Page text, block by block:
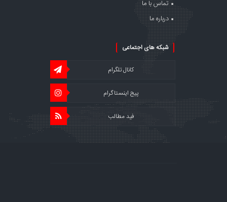
تماس با ما
درباره ما
شبکه های اجتماعی
کانال تلگرام
پیج اینستاگرام
فید مطالب